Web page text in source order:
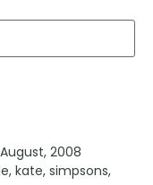
August, 2008
, kate, simpsons,